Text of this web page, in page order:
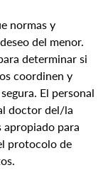
normas y
del menor.
determinar si
coordinen y
El personal
doctor del/la
para
protocolo de